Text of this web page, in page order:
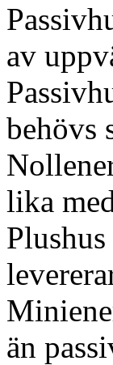
av
behövs
lika
än